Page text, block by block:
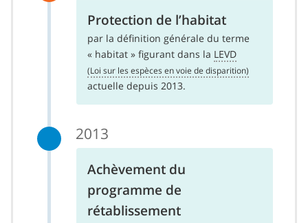
Protection de l’habitat
par la définition générale du terme
« habitat » figurant dans la LEVD
actuelle depuis 2013.
2013
Achèvement du
programme de
rétablissement